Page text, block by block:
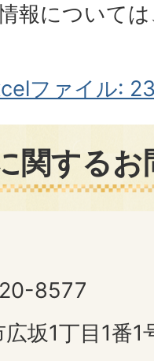
報について
ファイル:
関する
8577
坂1丁目1番1